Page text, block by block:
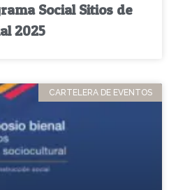
Social Sitios de
2025
CARTELERA DE EVENTOS